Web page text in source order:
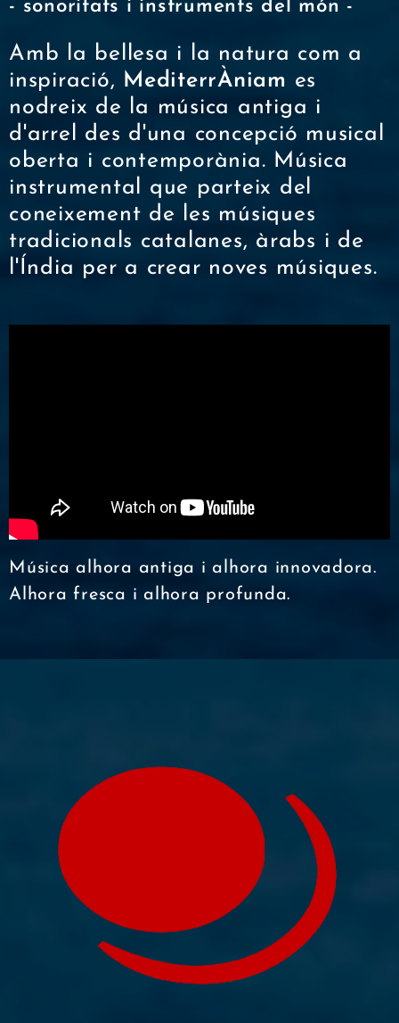
- sonoritats i instruments del món -
Amb la bellesa i la natura com a
inspiració, MediterrÀniam es
nodreix de la música antiga i
d'arrel des d'una concepció musical
oberta i contemporània. Música
instrumental que parteix del
coneixement de les músiques
tradicionals catalanes, àrabs i de
l'Índia per a crear noves músiques.
Música alhora antiga i alhora innovadora.
Alhora fresca i alhora profunda.